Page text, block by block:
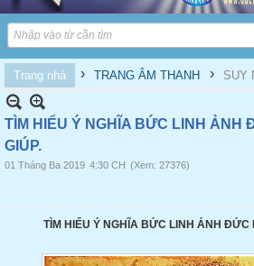
Trang nhà › TRANG ÂM THANH › SUY
TÌM HIỂU Ý NGHĨA BỨC LINH ẢNH
GIÚP.
01 Tháng Ba 2019 4:30 CH (Xem: 27376)
TÌM HIỂU Ý NGHĨA BỨC LINH ẢNH ĐỨC